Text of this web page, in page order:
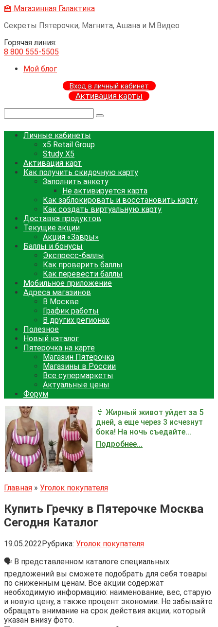
Перейти
контенту
🏫 Магазинная Галактика
Секреты Пятерочки, Магнита, Ашана и М.Видео
Горячая линия:
8 800 555-5505
Мой блог
Вход в личный кабинет
Активация карты
Личные кабинеты
x5 Retail Group
Study X5
Активация карт
Как получить скидочную карту
Заполнить анкету
Не активируется карта
Как заблокировать и восстановить карту
Как создать виртуальную карту
Доставка продуктов
Текущие акции
Акция «Завры»
Баллы и бонусы
Экспресс-баллы
Как проверить баллы
Как перевести баллы
Мобильное приложение
Адреса магазинов
В Москве
График работы
В других регионах
Полезное
Новый каталог
Пятерочка на карте
Магазин Пятерочка
Магазины в России
Все супермаркеты
Актуальные цены
Форум
👙 Жирный живот уйдет за 5
дней, а еще через 3 исчезнут
бока! На ночь съедайте...
Подробнее...
Главная » Уголок покупателя
Купить Гречку в Пятерочке Москва
Сегодня Каталог
19.05.2022Рубрика: Уголок покупателя
🗣 В представленном каталоге специальных
предложений вы сможете подобрать для себя товары
по сниженным ценам. Все акции содержат
необходимую информацию: наименование, вес, старую
и новую цену, а также процент экономии. Не забывайте
обращать внимание на срок действия акции, который
указан внизу фото.